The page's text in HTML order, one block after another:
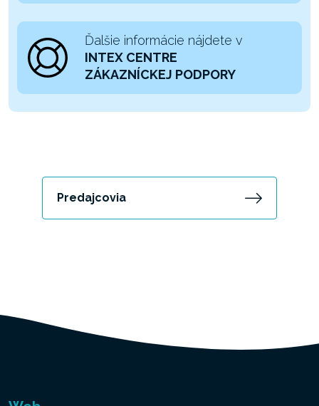
Ďalšie informácie nájdete v
INTEX CENTRE
ZÁKAZNÍCKEJ PODPORY
Predajcovia